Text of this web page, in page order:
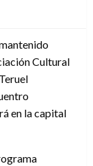
Cultural
en la capital